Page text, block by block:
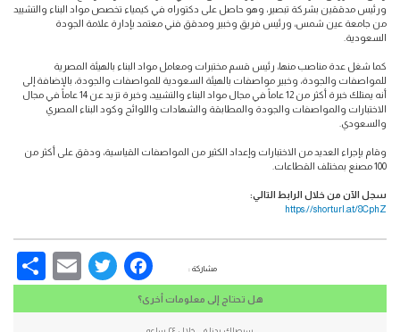
ورئيس مدققين بشركة تبصير، وهو حاصل على دكتوراه في كيمياء تخصص مواد البناء والتشييد
من جامعة عين شمس، ورئيس فريق وخبير ومدقق فني معتمد بإدارة علامة الجودة
السعودية.
كما شغل عدة مناصب منها، رئيس قسم مختبرات ومعامل مواد البناء بالهيئة المصرية
للمواصفات والجودة، وخبير مواصفات بالهيئة السعودية للمواصفات والجودة، بالإضافة إلى
أنه يمتلك خبرة أكثر من 12 عاماً في مجال مواد البناء والتشييد، وخبرة تزيد عن 14 عاماً في مجال
الاختبارات والمواصفات والجودة والمطابقة والشهادات واللوائح وكود البناء المصري
والسعودي.
وقام بإجراء العديد من الاختبارات وإعداد الكثير من المواصفات القياسية، ودقق على أكثر من
100 مصنع بمختلف القطاعات.
سجل الآن من خلال الرابط التالي:
https://shorturl.at/8CphZ
مشاركة : Facebook
Twitter
هل تحتاج إلى معلومات أخرى؟